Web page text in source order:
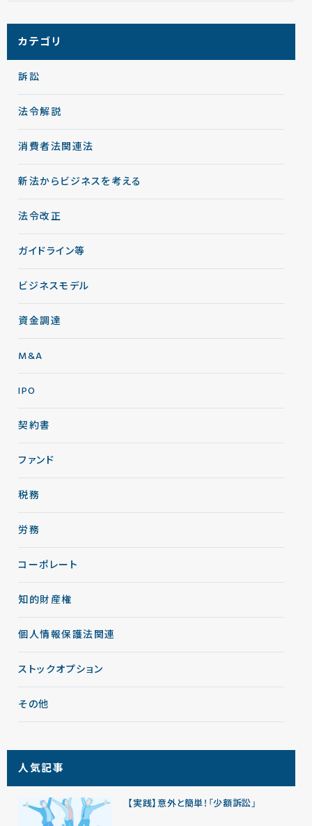
カテゴリ
訴訟
法令解説
消費者法関連法
新法からビジネスを考える
法令改正
ガイドライン等
ビジネスモデル
資金調達
M&A
IPO
契約書
ファンド
税務
労務
コーポレート
知的財産権
個人情報保護法関連
ストックオプション
その他
人気記事
【実践】意外と簡単！「少額訴訟」